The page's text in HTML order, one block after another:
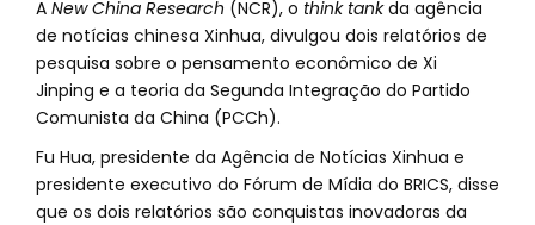
A New China Research (NCR), o think tankda agência
de notícias chinesa Xinhua, divulgou dois relatórios de
pesquisa sobre o pensamento econômico de Xi
Jinping e a teoria da Segunda Integração do Partido
Comunista da China (PCCh).
Fu Hua, presidente da Agência de Notícias Xinhua e
presidente executivo do Fórum de Mídia do BRICS, disse
que os dois relatórios são conquistas inovadoras da